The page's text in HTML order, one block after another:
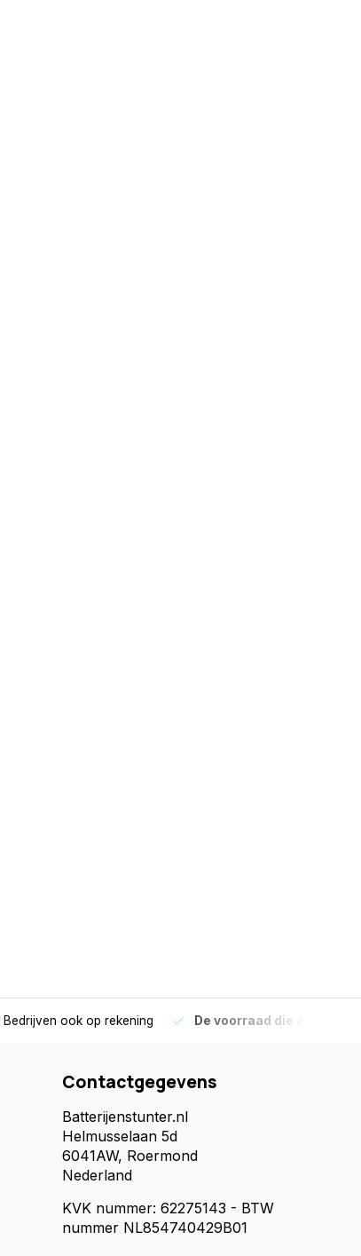
Bedrijven ook op rekening De voorraad die
Contactgegevens
Batterijenstunter.nl
Helmusselaan 5d
6041AW, Roermond
Nederland
KVK nummer: 62275143 - BTW
nummer NL854740429B01